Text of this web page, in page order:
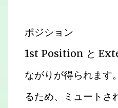
ポジション
1st Position と
ながりが得られま
るため、ミュートさ